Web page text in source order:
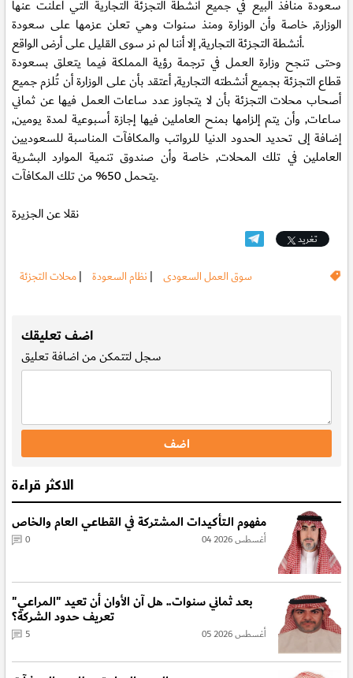
سعودة منافذ البيع في جميع أنشطة التجزئة التجارية التي أعلنت عنها
الوزارة, خاصة وأن الوزارة ومنذ سنوات وهي تعلن عزمها على سعودة
أنشطة التجزئة التجارية, إلا أننا لم نر سوى القليل على أرض الواقع.
وحتى تنجح وزارة العمل في ترجمة رؤية المملكة فيما يتعلق بسعودة
قطاع التجزئة بجميع أنشطته التجارية, أعتقد بأن على الوزارة أن تُلزم جميع
أصحاب محلات التجزئة بأن لا يتجاوز عدد ساعات العمل فيها عن ثماني
ساعات, وأن يتم إلزامها بمنح العاملين فيها إجازة أسبوعية لمدة يومين,
إضافة إلى تحديد الحدود الدنيا للرواتب والمكافآت المناسبة للسعوديين
العاملين في تلك المحلات, خاصة وأن صندوق تنمية الموارد البشرية
يتحمل 50% من تلك المكافآت.
نقلا عن الجزيرة
تغريد
سوق العمل السعودى | نظام السعودة |محلات التجزئة
اضف تعليقك
سجللتتمكن من اضافة تعليق
الاكثر قراءة
مفهوم الـتأكيدات المشتركة في القطاعي العام والخاص
04 أغسطس 2026 0
بعد ثماني سنوات.. هل آن الأوان أن تعيد "المراعي"
تعريف حدود الشركة؟
05 أغسطس 2026 5